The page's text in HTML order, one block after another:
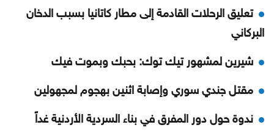
تعليق الرحلات القادمة إلى مطار كاتانيا بسبب الدخان
البركاني
شيرين لمشهور تيك توك: بحبك وبموت فيك
مقتل جندي سوري وإصابة اثنين بهجوم لمجهولين
ندوة حول دور المفرق في بناء السردية الأردنية غداً